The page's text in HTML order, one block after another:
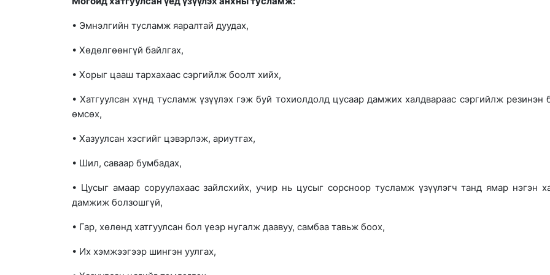
• Эмнэлгийн тусламж яаралтай дуудах,
• Хөдөлгөөнгүй байлгах,
• Хорыг цааш тархахаас сэргийлж боолт хийх,
• Хатгуулсан хүнд тусламж үзүүлэх гэж буй тохиолдолд цусаар дамжих халдвараас сэргийлж резинэн
өмсөх,
• Хазуулсан хэсгийг цэвэрлэж, ариутгах,
• Шил, саваар бумбадах,
• Цусыг амаар соруулахаас зайлсхийх, учир нь цусыг сорсноор тусламж үзүүлэгч танд ямар нэгэн
дамжиж болзошгүй,
• Гар, хөлөнд хатгуулсан бол үеэр нугалж даавуу, самбаа тавьж боох,
• Их хэмжээгээр шингэн уулгах,